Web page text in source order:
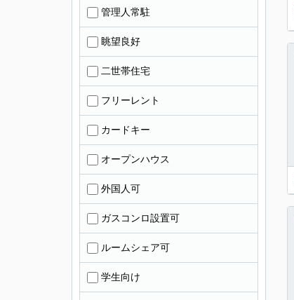
管理人常駐
眺望良好
二世帯住宅
フリーレント
カードキー
オープンハウス
外国人可
ガスコンロ設置可
ルームシェア可
学生向け